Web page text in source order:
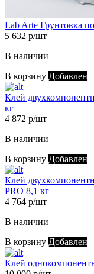
Lab Arte Грунтовка
5 632 р/шт
В наличии
В корзину Добавлен
Клей
кг
4 872 р/шт
В наличии
В корзину Добавлен
Клей
PRO 8,1 кг
4 764 р/шт
В наличии
В корзину Добавлен
Клей